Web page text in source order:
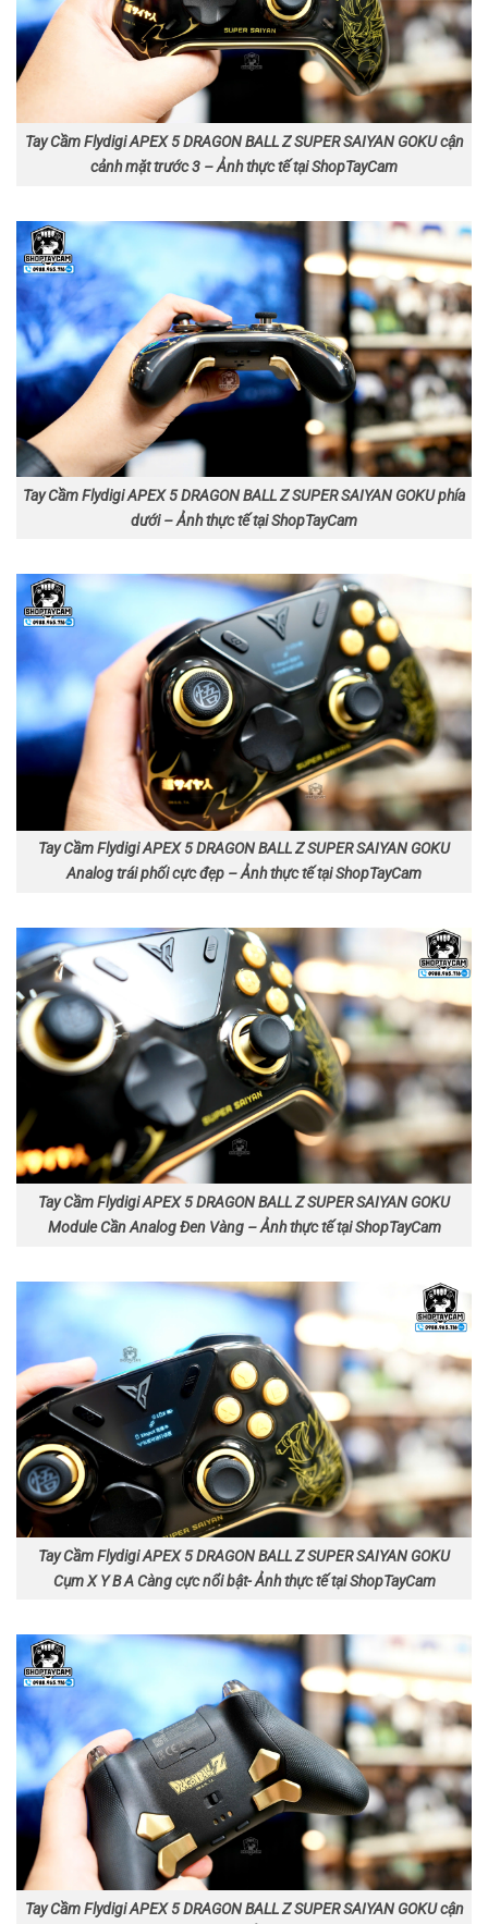
Tay Cầm Flydigi APEX 5 DRAGON BALL Z SUPER SAIYAN GOKU cận
cảnh mặt trước 3 – Ảnh thực tế tại ShopTayCam
Tay Cầm Flydigi APEX 5 DRAGON BALL Z SUPER SAIYAN GOKU phía
dưới – Ảnh thực tế tại ShopTayCam
Tay Cầm Flydigi APEX 5 DRAGON BALL Z SUPER SAIYAN GOKU
Analog trái phối cực đẹp – Ảnh thực tế tại ShopTayCam
Tay Cầm Flydigi APEX 5 DRAGON BALL Z SUPER SAIYAN GOKU
Module Cần Analog Đen Vàng – Ảnh thực tế tại ShopTayCam
Tay Cầm Flydigi APEX 5 DRAGON BALL Z SUPER SAIYAN GOKU
Cụm X Y B A Càng cực nổi bật- Ảnh thực tế tại ShopTayCam
Tay Cầm Flydigi APEX 5 DRAGON BALL Z SUPER SAIYAN GOKU cận